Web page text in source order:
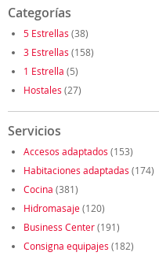
Categorías
5 Estrellas (38)
3 Estrellas (158)
1 Estrella (5)
Hostales (27)
Servicios
Accesos adaptados (153)
Habitaciones adaptadas (174)
Cocina (381)
Hidromasaje(120)
Business Center(191)
Consigna equipajes (182)